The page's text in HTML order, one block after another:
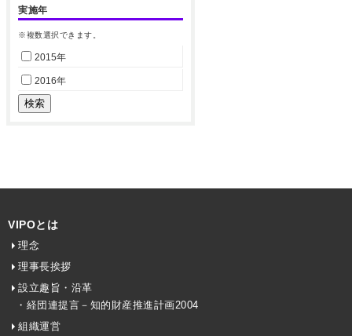
実施年
※複数選択できます。
2015年
2016年
VIPOとは
理念
理事長挨拶
設立趣旨・沿革
・経団連提言－知的財産推進計画2004
組織運営